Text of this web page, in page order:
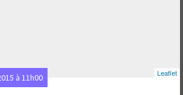
Leaflet
à 11h00